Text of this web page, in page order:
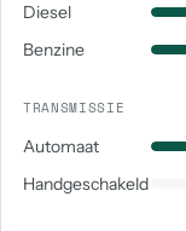
Diesel
Benzine
TRANSMISSIE
Automaat
Handgeschakeld